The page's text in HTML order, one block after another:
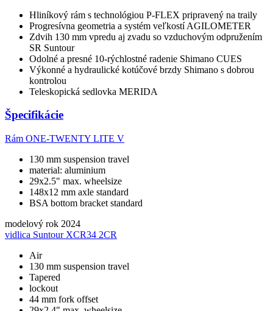
Hliníkový rám s technológiou P-FLEX pripravený na traily
Progresívna geometria a systém veľkostí AGILOMETER
Zdvih 130 mm vpredu aj zvadu so vzduchovým odpružením
SR Suntour
Odolné a presné 10-rýchlostné radenie Shimano CUES
Výkonné a hydraulické kotúčové brzdy Shimano s dobrou
kontrolou
Teleskopická sedlovka MERIDA
Špecifikácie
Rám ONE-TWENTY LITE V
130 mm suspension travel
material: aluminium
29x2.5" max. wheelsize
148x12 mm axle standard
BSA bottom bracket standard
modelový rok 2024
vidlica Suntour XCR34 2CR
Air
130 mm suspension travel
Tapered
lockout
44 mm fork offset